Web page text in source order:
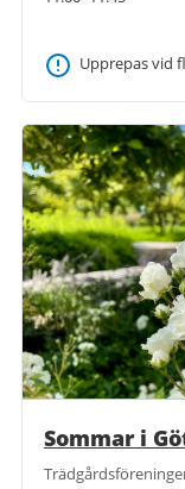
Upprepas vid
Sommar i